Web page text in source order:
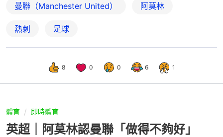
曼聯（Manchester United） 阿莫林
熱刺 足球
8 0 0 6 1
體育 即時體育
英超｜阿莫林認曼聯「做得不夠好」